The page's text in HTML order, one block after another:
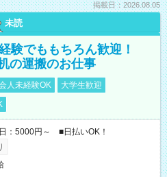
掲載日：2026.08.05
未読
験でももちろん歓迎！
の運搬のお仕事
人未経験OK
大学生歓迎
：5000円～ ■日払いOK！